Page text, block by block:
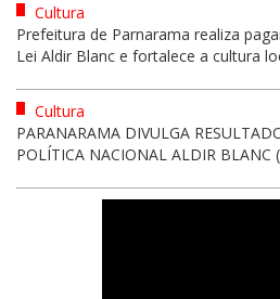
Cultura
Prefeitura de Parnarama realiza
Lei Aldir Blanc e fortalece a cultura
Cultura
PARANARAMA DIVULGA
POLÍTICA NACIONAL ALDIR BLANC